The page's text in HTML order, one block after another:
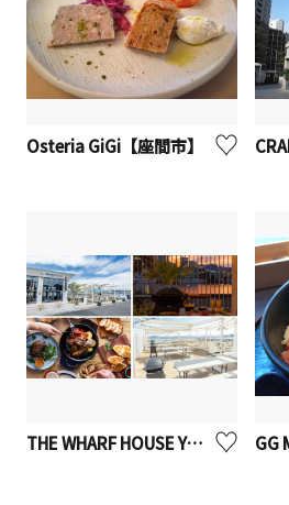
Osteria GiGi【座間市】
THE WHARF HOUSE YAMASHITA KOEN ザ・ワーフハウス山下公園【横浜市】※観光事業者向けUV